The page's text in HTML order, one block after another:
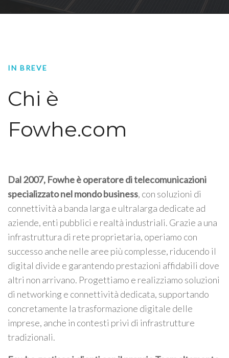
IN BREVE
Chi è
Fowhe.com
Dal 2007, Fowhe è operatore di telecomunicazioni
specializzato nel mondo business, con soluzioni di
connettività a banda larga e ultralarga dedicate ad
aziende, enti pubblici e realtà industriali. Grazie a una
infrastruttura di rete proprietaria, operiamo con
successo anche nelle aree più complesse, riducendo il
digital divide e garantendo prestazioni affidabili dove
altri non arrivano. Progettiamo e realizziamo soluzioni
di networking e connettività dedicata, supportando
concretamente la trasformazione digitale delle
imprese, anche in contesti privi di infrastrutture
tradizionali.